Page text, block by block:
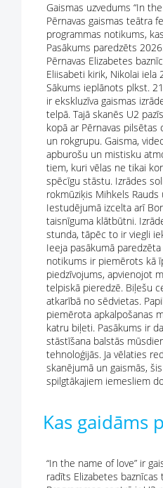
Gaismas uzvedums “In
Pērnavas gaismas teātra
programmas notikums,
Pasākums paredzēts
Pērnavas Elizabetes
Eliisabeti kirik, Nikolai iela
Sākums ieplānots plkst.
ir ekskluzīva gaismas
telpā. Tajā skanēs U2
kopā ar Pērnavas
un rokgrupu. Gaisma,
apburošu un mistisku
tiem, kuri vēlas ne tikai
spēcīgu stāstu. Izrādes
rokmūziķis Mihkels
Iestudējumā izcelta arī
taisnīguma klātbūtni.
stunda, tāpēc to ir viegli
Ieeja pasākumā
notikums ir piemērots kā
piedzīvojums, apvienojot
telpiskā pieredzē. Biļešu
atkarībā no sēdvietas.
piemērota apkalpošanas
katru biļeti. Pasākums ir
stāstīšana balstās
tehnoloģijās. Ja vēlaties
skanējumā un gaismās,
spilgtākajiem iemesliem
Kas gaidāms
“In the name of love” ir
radīts Elizabetes